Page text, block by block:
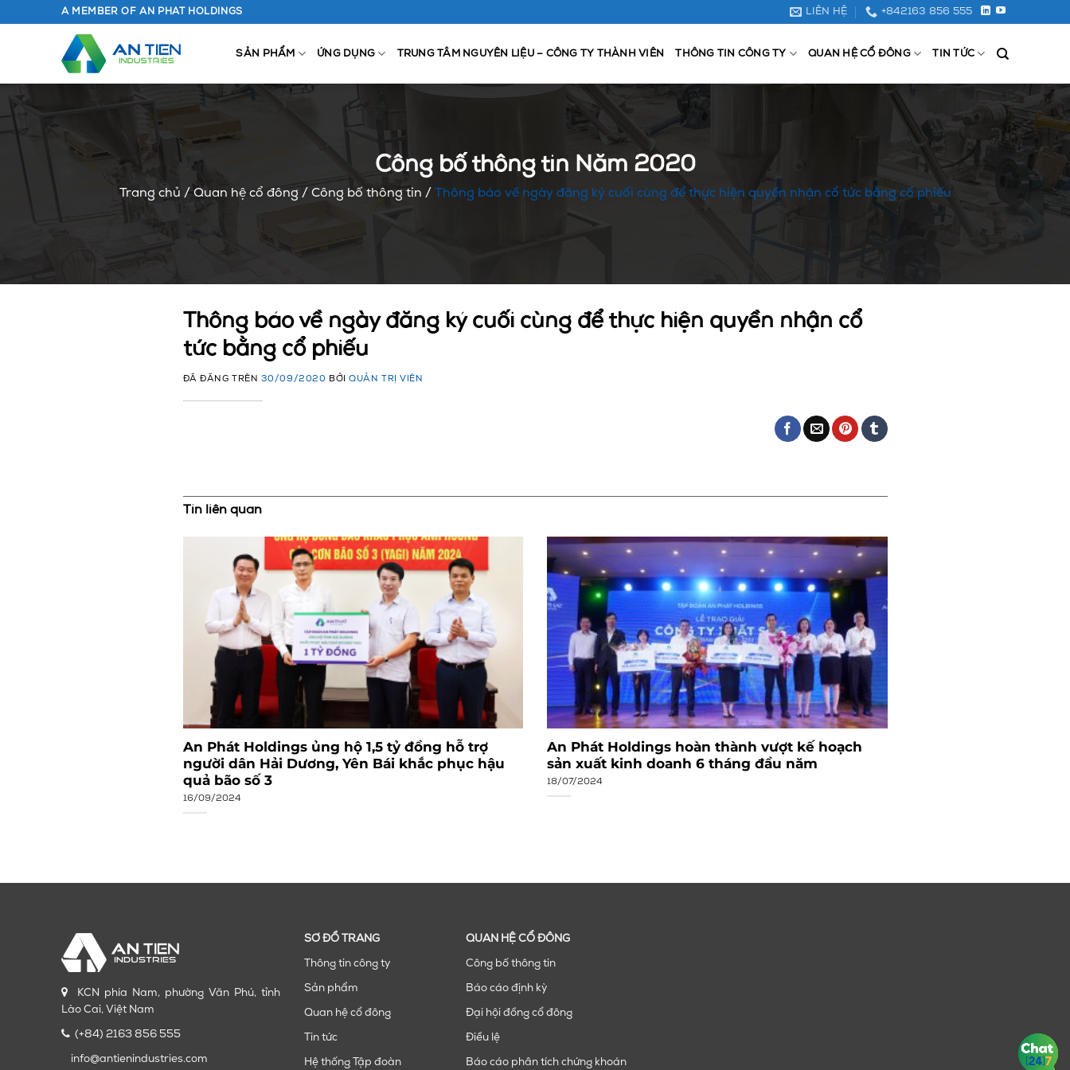
A MEMBER OF AN PHAT HOLDINGS LIÊN HỆ +842163 856 555
SẢN PHẨM ỨNG DỤNG TRUNG TÂM NGUYÊN LIỆU – CÔNG TY THÀNH VIÊN THÔNG TIN CÔNG TY QUAN HỆ CỔ ĐÔNG TIN TỨC
Công bố thông tin Năm 2020
Trang chủ /Quan hệ cổ đông / Công bố thông tin / Thông báo về ngày đăng ký cuối cùng để thực hiện quyền nhận cổ tức bằng cổ phiếu
Thông báo về ngày đăng ký cuối cùng để thực hiện quyền nhận cổ
tức bằng cổ phiếu
ĐÃ ĐĂNG TRÊN 30/09/2020 BỞIQUẢN TRỊ VIÊN
Tin liên quan
An Phát Holdings ủng hộ 1,5 tỷ đồng hỗ trợ
người dân Hải Dương, Yên Bái khắc phục hậu
quả bão số 3
16/09/2024
An Phát Holdings hoàn thành vượt kế hoạch
sản xuất kinh doanh 6 tháng đầu năm
18/07/2024
KCN phía Nam, phường Văn Phú, tỉnh
Lào Cai, Việt Nam
(+84) 2163 856 555
info@antienindustries.com
SƠ ĐỒ TRANG
Thông tin công ty
Sản phẩm
Quan hệ cổ đông
Tin tức
Hệ thống Tập đoàn
QUAN HỆ CỔ ĐÔNG
Công bố thông tin
Báo cáo định kỳ
Đại hội đồng cổ đông
Điều lệ
Báo cáo phân tích chứng khoán